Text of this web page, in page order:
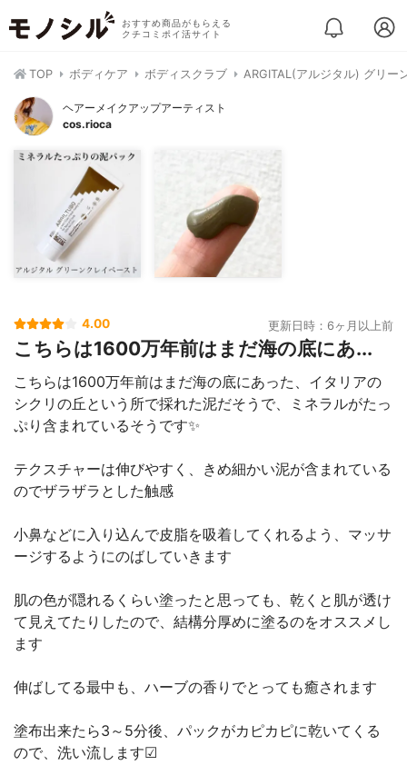
おすすめ商品がもらえる
クチコミポイ活サイト
TOP ボディケア ボディスクラブ ARGITAL(アルジタル) グリー
ヘアーメイクアップアーティスト
cos.rioca
4.00 更新日時：6ヶ月以上前
こちらは1600万年前はまだ海の底にあ...
こちらは1600万年前はまだ海の底にあった、イタリアの
シクリの丘という所で採れた泥だそうで、ミネラルがたっ
ぷり含まれているそうです✨
テクスチャーは伸びやすく、きめ細かい泥が含まれている
のでザラザラとした触感
小鼻などに入り込んで皮脂を吸着してくれるよう、マッサ
ージするようにのばしていきます
肌の色が隠れるくらい塗ったと思っても、乾くと肌が透け
て見えてたりしたので、結構分厚めに塗るのをオススメし
ます
伸ばしてる最中も、ハーブの香りでとっても癒されます
塗布出来たら3～5分後、パックがカピカピに乾いてくる
ので、洗い流します︎︎︎︎☑︎